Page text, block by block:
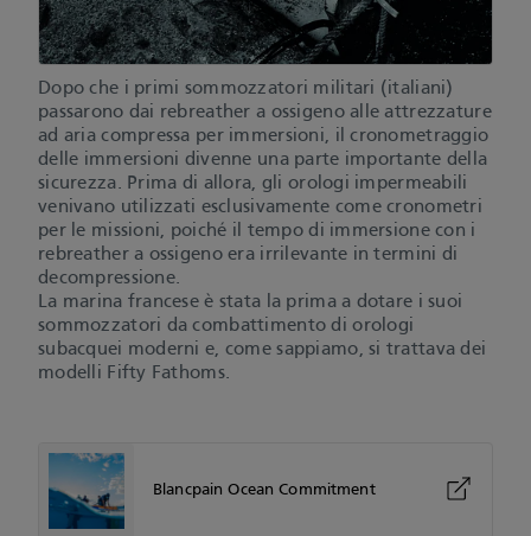
Dopo che i primi sommozzatori militari (italiani)
passarono dai rebreather a ossigeno alle attrezzature
ad aria compressa per immersioni, il cronometraggio
delle immersioni divenne una parte importante della
sicurezza. Prima di allora, gli orologi impermeabili
venivano utilizzati esclusivamente come cronometri
per le missioni, poiché il tempo di immersione con i
rebreather a ossigeno era irrilevante in termini di
decompressione.
La marina francese è stata la prima a dotare i suoi
sommozzatori da combattimento di orologi
subacquei moderni e, come sappiamo, si trattava dei
modelli Fifty Fathoms.
Blancpain Ocean Commitment